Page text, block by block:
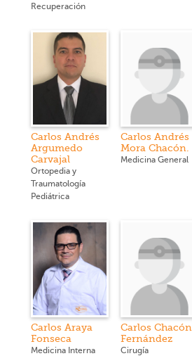
Recuperación
Carlos Andrés
Argumedo
Carvajal
Ortopedia y
Traumatología
Pediátrica
Carlos Andrés
Mora Chacón.
Medicina General
Carlos Araya
Fonseca
Medicina Interna
Carlos Chacón
Fernández
Cirugía